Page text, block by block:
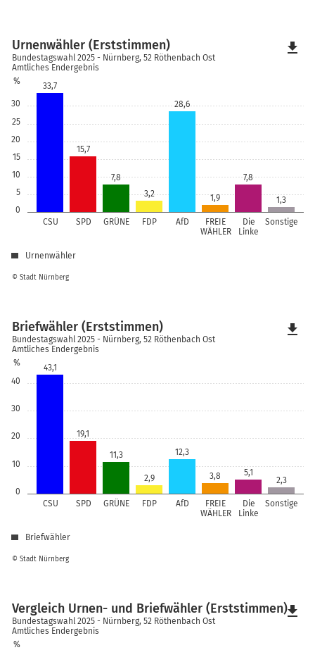
0
5
10
15
20
25
30
%
CSU SPD GRÜNE FDP AfD
FREIE
WÄHLER
Die
Linke
Sonstige
33,7
15,7
7,8
3,2
28,6
1,9
7,8
1,3
© Stadt Nürnberg
Urnenwähler (Erststimmen)
Bundestagswahl 2025 - Nürnberg, 52 Röthenbach Ost
Amtliches Endergebnis
Urnenwähler
file_download
0
10
20
30
40
%
CSU SPD GRÜNE FDP AfD
FREIE
WÄHLER
Die
Linke
Sonstige
43,1
19,1
11,3
2,9
12,3
3,8 5,1
2,3
© Stadt Nürnberg
Briefwähler (Erststimmen)
Bundestagswahl 2025 - Nürnberg, 52 Röthenbach Ost
Amtliches Endergebnis
Briefwähler
file_download
%
Vergleich Urnen- und Briefwähler (Erststimmen)
Bundestagswahl 2025 - Nürnberg, 52 Röthenbach Ost
Amtliches Endergebnis
file_download